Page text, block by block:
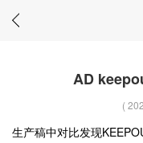
AD
(
生产稿中对比发现